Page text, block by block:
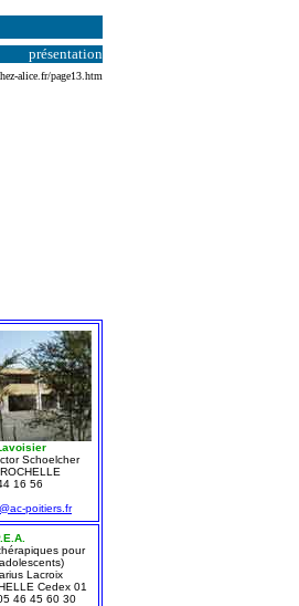
présentation
alice.fr/page13.htm
Schoelcher
16 56
poitiers.fr
pour
Lacroix
Cedex 01
46 45 60 30